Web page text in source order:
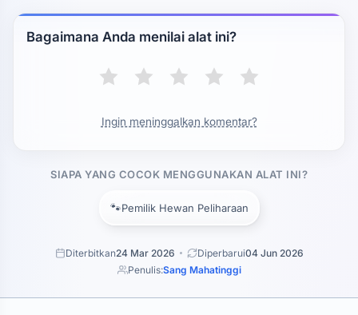
Bagaimana Anda menilai alat ini?
Ingin meninggalkan komentar?
SIAPA YANG COCOK MENGGUNAKAN ALAT INI?
🐾Pemilik Hewan Peliharaan
Diterbitkan24 Mar 2026 Diperbarui04 Jun 2026
Penulis:Sang Mahatinggi